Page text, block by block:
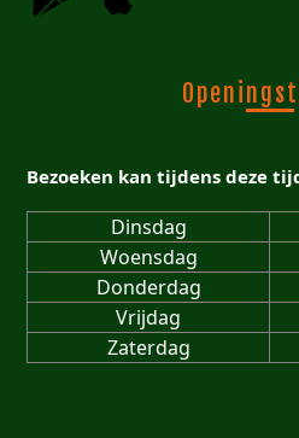
Bezoeken kan tijdens deze
Dinsdag
Woensdag
Donderdag
Vrijdag
Zaterdag